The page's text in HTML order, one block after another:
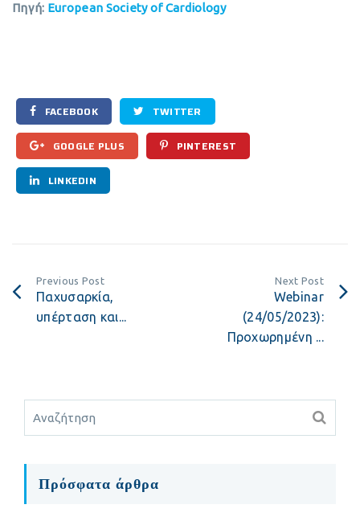
Πηγή: European Society of Cardiology
FACEBOOK TWITTER
GOOGLE PLUS PINTEREST
LINKEDIN
Previous Post
Παχυσαρκία,
υπέρταση και...
Next Post
Webinar
(24/05/2023):
Προχωρημένη ...
Πρόσφατα άρθρα